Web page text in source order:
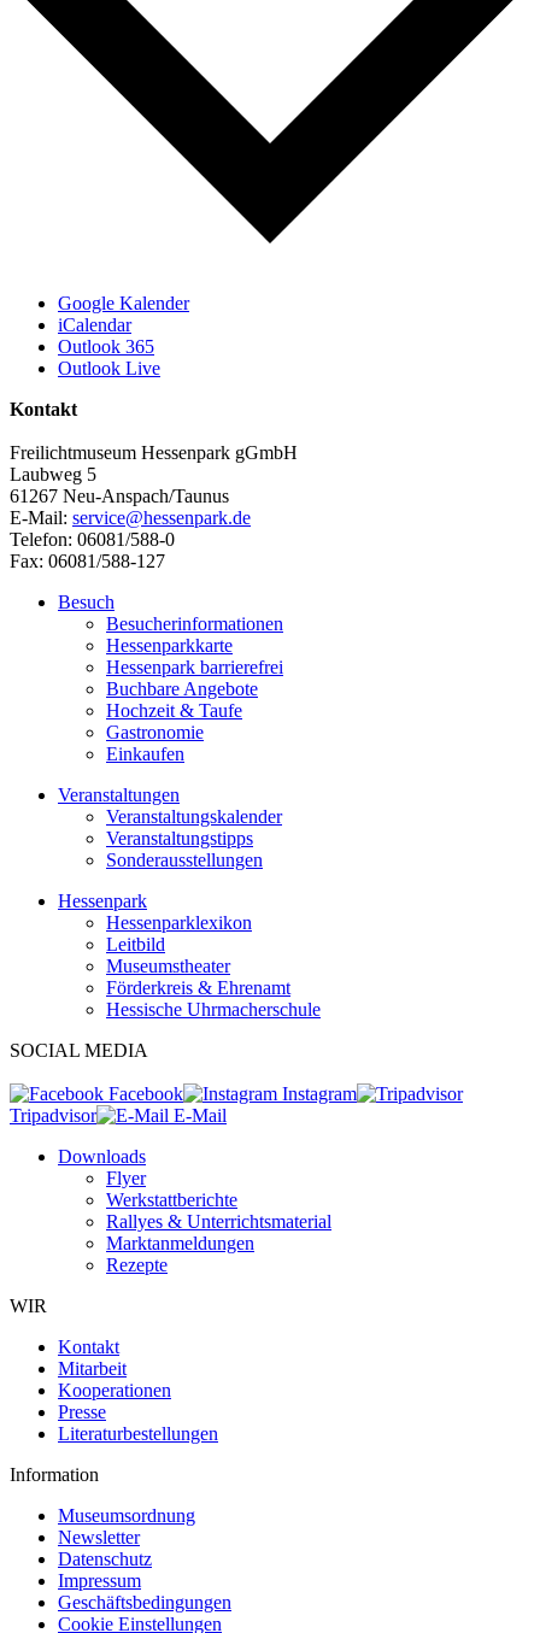
Google Kalender
iCalendar
Outlook 365
Outlook Live
Kontakt
Freilichtmuseum Hessenpark gGmbH
Laubweg 5
61267 Neu-Anspach/Taunus
E-Mail: service@hessenpark.de
Telefon: 06081/588-0
Fax: 06081/588-127
Besuch
Besucherinformationen
Hessenparkkarte
Hessenpark barrierefrei
Buchbare Angebote
Hochzeit & Taufe
Gastronomie
Einkaufen
Veranstaltungen
Veranstaltungskalender
Veranstaltungstipps
Sonderausstellungen
Hessenpark
Hessenparklexikon
Leitbild
Museumstheater
Förderkreis & Ehrenamt
Hessische Uhrmacherschule
SOCIAL MEDIA
Facebook
Instagram
Tripadvisor
E-Mail
Downloads
Flyer
Werkstattberichte
Rallyes & Unterrichtsmaterial
Marktanmeldungen
Rezepte
WIR
Kontakt
Mitarbeit
Kooperationen
Presse
Literaturbestellungen
Information
Museumsordnung
Newsletter
Datenschutz
Impressum
Geschäftsbedingungen
Cookie Einstellungen